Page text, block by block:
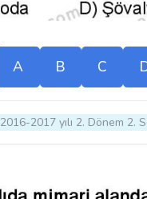
A B C
2016-2017 yılı 2. Dönem 2.